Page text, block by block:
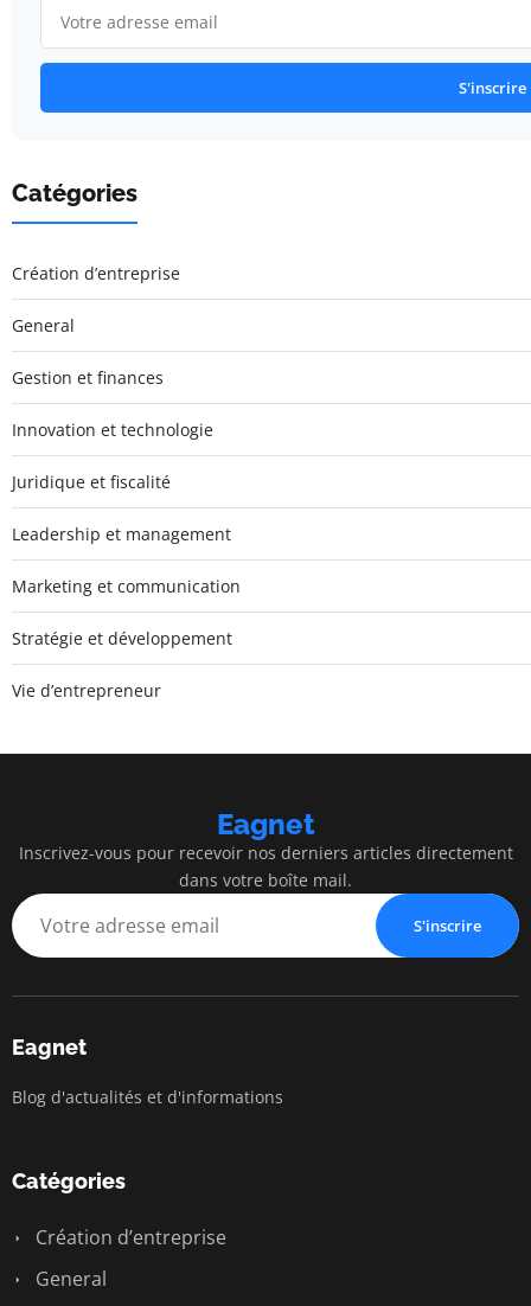
S'inscrire
Catégories
Création d’entreprise
General
Gestion et finances
Innovation et technologie
Juridique et fiscalité
Leadership et management
Marketing et communication
Stratégie et développement
Vie d’entrepreneur
Eagnet
Inscrivez-vous pour recevoir nos derniers articles directement
dans votre boîte mail.
S'inscrire
Eagnet
Blog d'actualités et d'informations
Catégories
Création d’entreprise
General